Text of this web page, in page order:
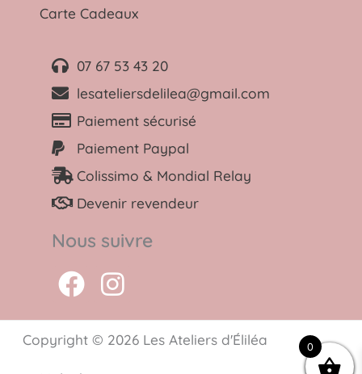
Carte Cadeaux
07 67 53 43 20
lesateliersdelilea@gmail.com
Paiement sécurisé
Paiement Paypal
Colissimo & Mondial Relay
Devenir revendeur
Nous suivre
F
a
c
e
I
n
s
Copyright © 2026 Les Ateliers d'Éliléa 0